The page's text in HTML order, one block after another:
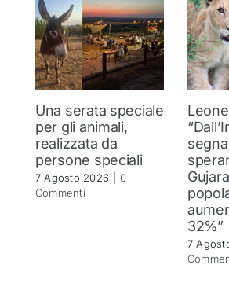
Una serata speciale
per gli animali,
realizzata da
persone speciali
7 Agosto 2026
0
Commenti
32%”
7